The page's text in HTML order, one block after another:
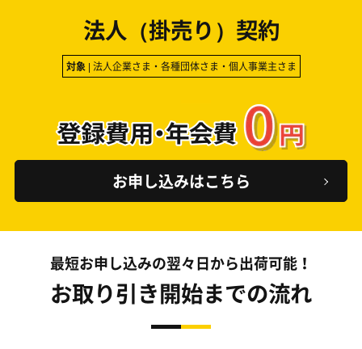
法人（掛売り）契約
対象| 法人企業さま・各種団体さま・個人事業主さま
お申し込みはこちら
最短お申し込みの翌々日から出荷可能！
お取り引き開始までの流れ